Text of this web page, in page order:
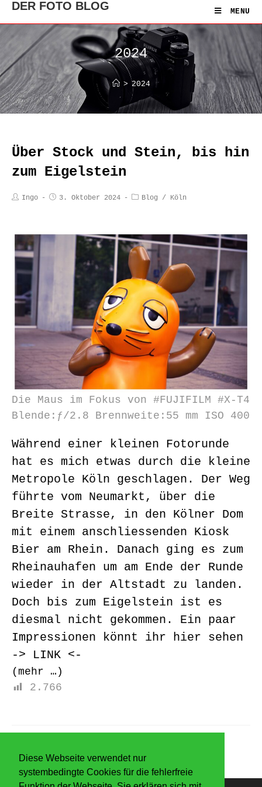
Diese Webseite verwendet nur
systembedingte Cookies für die fehlerfreie
DER FOTO BLOG MENU
2024
> 2024
Über Stock und Stein, bis hin
zum Eigelstein
Ingo 3. Oktober 2024 Blog / Köln
Die Maus im Fokus von #FUJIFILM #X-T4
Blende:ƒ/2.8 Brennweite:55 mm ISO 400
Während einer kleinen Fotorunde
hat es mich etwas durch die kleine
Metropole Köln geschlagen. Der Weg
führte vom Neumarkt, über die
Breite Strasse, in den Kölner Dom
mit einem anschliessenden Kiosk
Bier am Rhein. Danach ging es zum
Rheinauhafen um am Ende der Runde
wieder in der Altstadt zu landen.
Doch bis zum Eigelstein ist es
diesmal nicht gekommen. Ein paar
Impressionen könnt ihr hier sehen
-> LINK <-
(mehr …)
2.766